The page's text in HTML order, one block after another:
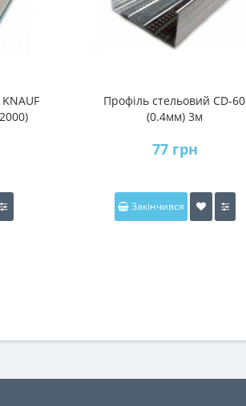
Профіль стельовий CD-60
(0.4мм) 3м
77 грн
Закінчився